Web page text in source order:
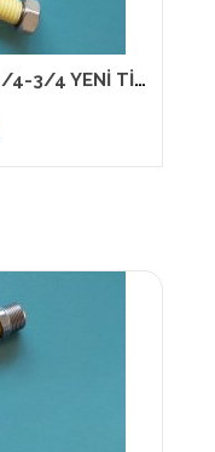
40 CM KOMBİ FLEX HORTUM 3/4-3/4 YENİ TİP 13890